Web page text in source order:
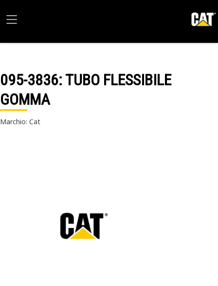
095-3836: TUBO FLESSIBILE
GOMMA
Marchio: Cat